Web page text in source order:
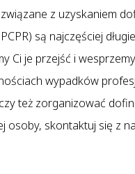
z uzyskaniem
są najczęściej
Ci je przejść i
wypadków
też zorganizować
osoby, skontaktuj się z